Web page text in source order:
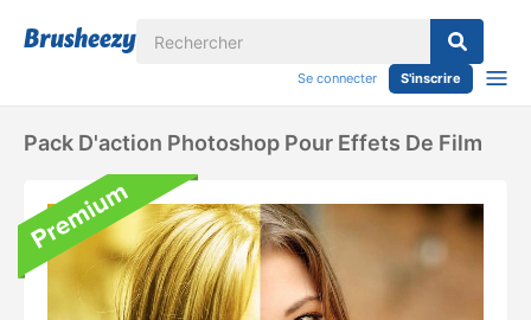
Se connecter S'inscrire
Pack D'action Photoshop Pour Effets De Film